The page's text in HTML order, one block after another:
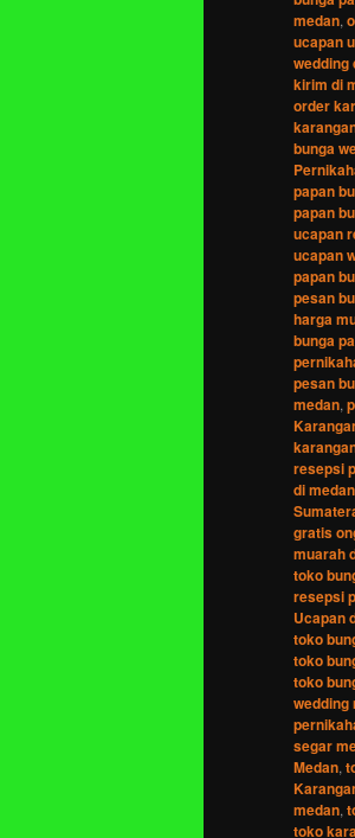
medan,
ucapan
wedding
kirim di
order
bunga
papan
papan
ucapan
ucapan
papan
pesan
harga
bunga
pesan
medan,
resepsi
di medan
gratis
muarah
toko
resepsi
Ucapan
toko
toko
toko
wedding
segar
Medan,
medan,
toko